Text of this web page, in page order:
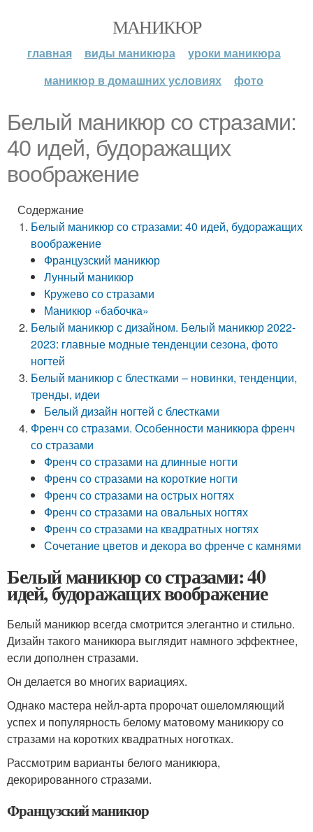
МАНИКЮР
главная виды маникюра
уроки маникюра
маникюр в домашних условиях
фото
Белый маникюр со стразами:
40 идей, будоражащих
воображение
Содержание
Белый маникюр со стразами: 40 идей, будоражащих
воображение
Французский маникюр
Лунный маникюр
Кружево со стразами
Маникюр «бабочка»
Белый маникюр с дизайном. Белый маникюр 2022-
2023: главные модные тенденции сезона, фото
ногтей
Белый маникюр с блестками – новинки, тенденции,
тренды, идеи
Белый дизайн ногтей с блестками
Френч со стразами. Особенности маникюра френч
со стразами
Френч со стразами на длинные ногти
Френч со стразами на короткие ногти
Френч со стразами на острых ногтях
Френч со стразами на овальных ногтях
Френч со стразами на квадратных ногтях
Сочетание цветов и декора во френче с камнями
Белый маникюр со стразами: 40
идей, будоражащих воображение
Белый маникюр всегда смотрится элегантно и стильно.
Дизайн такого маникюра выглядит намного эффектнее,
если дополнен стразами.
Он делается во многих вариациях.
Однако мастера нейл-арта пророчат ошеломляющий
успех и популярность белому матовому маникюру со
стразами на коротких квадратных ноготках.
Рассмотрим варианты белого маникюра,
декорированного стразами.
Французский маникюр